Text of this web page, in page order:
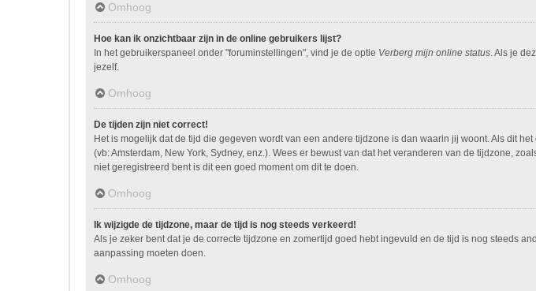
Omhoog
Hoe kan ik onzichtbaar zijn in de online gebruikers lijst?
In het gebruikerspaneel onder "foruminstellingen", vind je de optie Verberg mijn online status. Als je
jezelf.
Omhoog
De tijden zijn niet correct!
Het is mogelijk dat de tijd die gegeven wordt van een andere tijdzone is dan waarin jij woont. Als dit
(vb: Amsterdam, New York, Sydney, enz.). Wees er bewust van dat het veranderen van de tijdzone,
niet geregistreerd bent is dit een goed moment om dit te doen.
Omhoog
Ik wijzigde de tijdzone, maar de tijd is nog steeds verkeerd!
Als je zeker bent dat je de correcte tijdzone en zomertijd goed hebt ingevuld en de tijd is nog steeds
aanpassing moeten doen.
Omhoog